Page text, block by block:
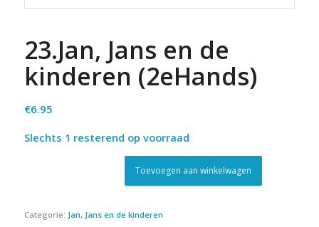
23.Jan, Jans en de
kinderen (2eHands)
€6.95
Slechts 1 resterend op voorraad
Toevoegen aan winkelwagen
Categorie: Jan, Jans en de kinderen